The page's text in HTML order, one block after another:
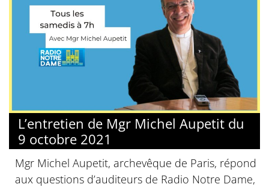
L’entretien de Mgr Michel Aupetit du
9 octobre 2021
Mgr Michel Aupetit, archevêque de Paris, répond
aux questions d’auditeurs de Radio Notre Dame,